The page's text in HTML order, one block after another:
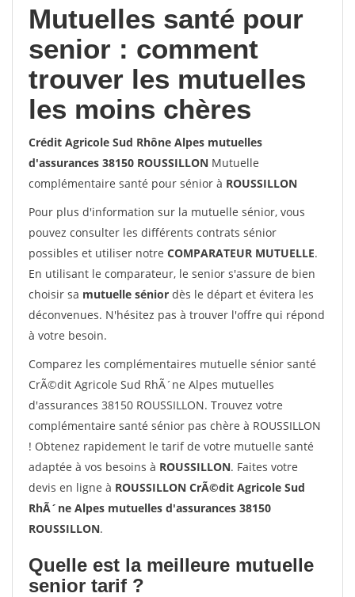
Mutuelles santé pour
senior : comment
trouver les mutuelles
les moins chères
Crédit Agricole Sud Rhône Alpes mutuelles
d'assurances 38150 ROUSSILLON Mutuelle
complémentaire santé pour sénior à ROUSSILLON
Pour plus d'information sur la mutuelle sénior, vous
pouvez consulter les différents contrats sénior
possibles et utiliser notre COMPARATEUR MUTUELLE.
En utilisant le comparateur, le senior s'assure de bien
choisir sa mutuelle sénior dès le départ et évitera les
déconvenues. N'hésitez pas à trouver l'offre qui répond
à votre besoin.
Comparez les complémentaires mutuelle sénior santé
CrÃ©dit Agricole Sud RhÃ´ne Alpes mutuelles
d'assurances 38150 ROUSSILLON. Trouvez votre
complémentaire santé sénior pas chère à ROUSSILLON
! Obtenez rapidement le tarif de votre mutuelle santé
adaptée à vos besoins à ROUSSILLON. Faites votre
devis en ligne à ROUSSILLON CrÃ©dit Agricole Sud
RhÃ´ne Alpes mutuelles d'assurances 38150
ROUSSILLON.
Quelle est la meilleure mutuelle
senior tarif ?